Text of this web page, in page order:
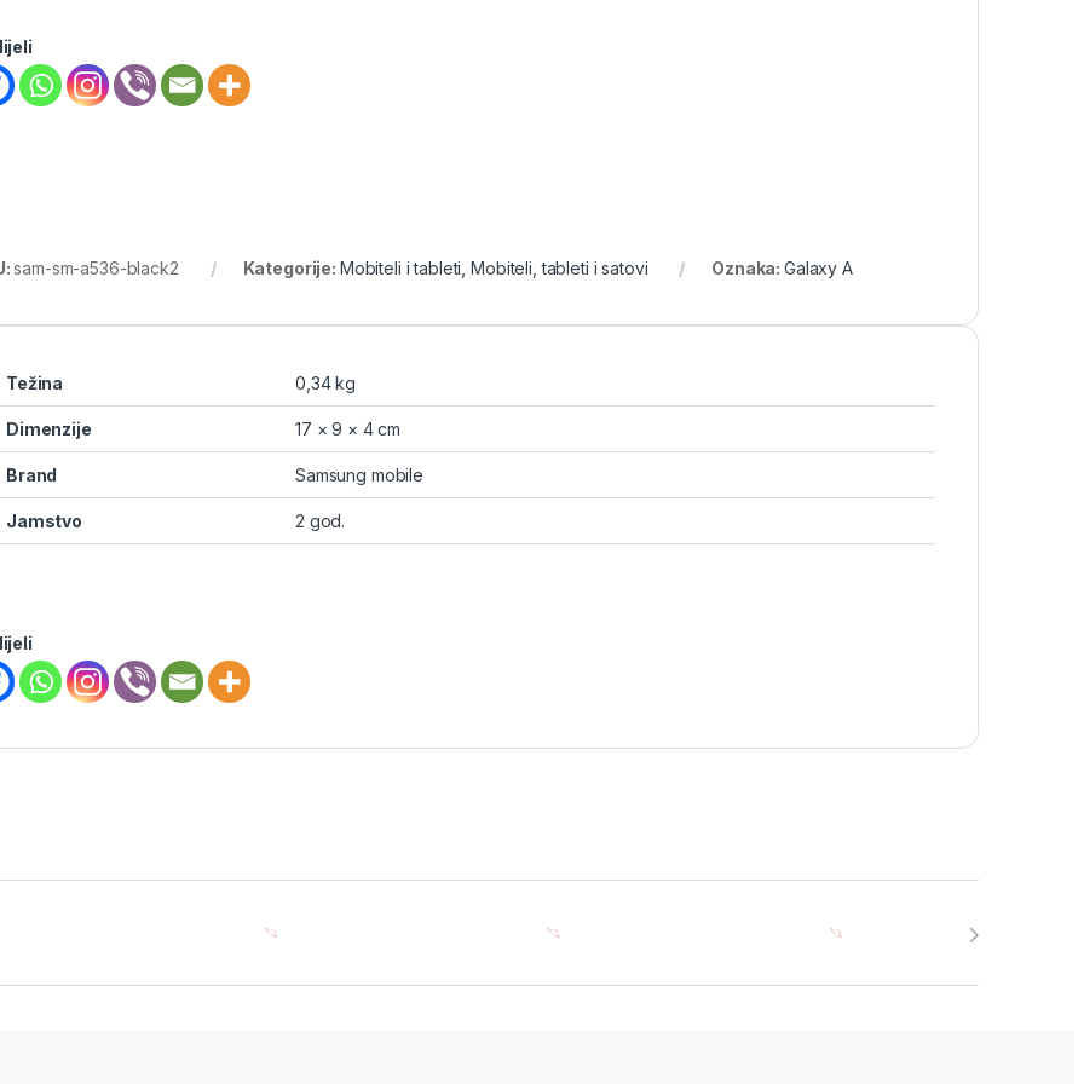
sam-sm-a536-black2 Kategorije: Mobiteli i tableti ,Mobiteli, tableti i satovi Oznaka:Galaxy A
Težina 0,34 kg
Dimenzije 17 × 9 × 4 cm
Brand Samsung mobile
Jamstvo 2 god.